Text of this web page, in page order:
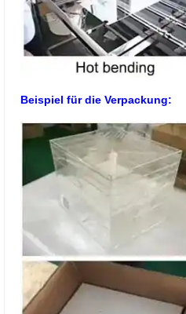
Beispiel für die Verpackung: